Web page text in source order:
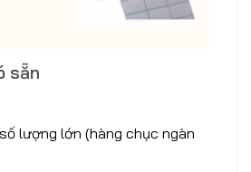
sẵn
lượng lớn (hàng chục ngàn